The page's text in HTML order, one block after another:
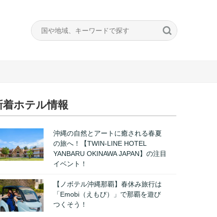
着ホテル情報
沖縄の自然とアートに癒される春夏
の旅へ！【TWIN-LINE HOTEL
YANBARU OKINAWA JAPAN】の注目
イベント！
【ノボテル沖縄那覇】春休み旅行は
「Emobi（えもび）」で那覇を遊び
つくそう！